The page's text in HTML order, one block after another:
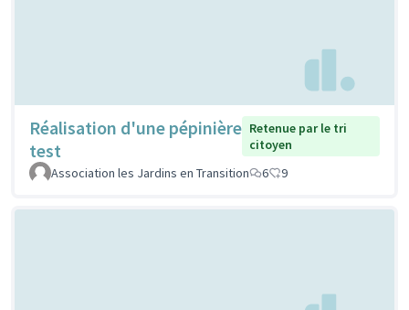
Réalisation d'une pépinière
test
Retenue par le tri
citoyen
Association les Jardins en Transition
6 9